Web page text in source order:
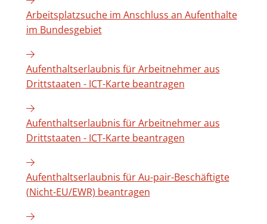
Arbeitsplatzsuche im Anschluss an Aufenthalte
im Bundesgebiet
Aufenthaltserlaubnis für Arbeitnehmer aus
Drittstaaten - ICT-Karte beantragen
Aufenthaltserlaubnis für Arbeitnehmer aus
Drittstaaten - ICT-Karte beantragen
Aufenthaltserlaubnis für Au-pair-Beschäftigte
(Nicht-EU/EWR) beantragen